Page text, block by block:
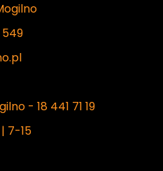
549
- 18 441 71 19
7-15